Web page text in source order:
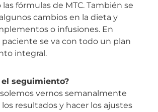
las fórmulas de MTC. También se
cambios en la dieta y
o infusiones. En
se va con todo un plan
integral.
el seguimiento?
vernos semanalmente
los resultados y hacer los ajustes